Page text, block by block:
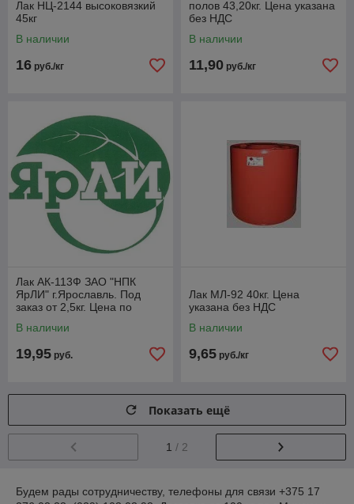
Лак НЦ-2144 высоковязкий
45кг
В наличии
16 руб./кг
полов 43,20кг. Цена указана
без НДС
В наличии
11,90 руб./кг
Лак АК-113Ф ЗАО "НПК
ЯрЛИ" г.Ярославль. Под
заказ от 2,5кг. Цена по
В наличии
19,95 руб.
Лак МЛ-92 40кг. Цена
указана без НДС
В наличии
9,65 руб./кг
Показать ещё
1 / 2
Будем рады сотрудничеству, телефоны для связи +375 17